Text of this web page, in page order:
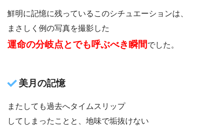
鮮明に記憶に残っているこのシチュエーションは、
まさしく例の写真を撮影した
運命の分岐点とでも呼ぶべき瞬間でした。
美月の記憶
またしても過去へタイムスリップ
してしまったことと、地味で垢抜けない